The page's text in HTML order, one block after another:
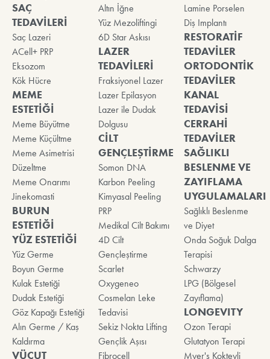
SAÇ
TEDAVİLERİ
Saç Lazeri
ACell+ PRP
Eksozom
Kök Hücre
MEME
ESTETİĞİ
Meme Büyütme
Meme Küçültme
Meme Asimetrisi
Düzeltme
Meme Onarımı
Jinekomasti
BURUN
ESTETİĞİ
YÜZ ESTETİĞİ
Yüz Germe
Boyun Germe
Kulak Estetiği
Dudak Estetiği
Göz Kapağı Estetiği
Alın Germe / Kaş
Kaldırma
VÜCUT
Altın İğne
Yüz Mezoliftingi
6D Star Askısı
LAZER
TEDAVİLERİ
Fraksiyonel Lazer
Lazer Epilasyon
Lazer ile Dudak
Dolgusu
CİLT
GENÇLEŞTİRME
Somon DNA
Karbon Peeling
Kimyasal Peeling
PRP
Medikal Cilt Bakımı
4D Cilt
Gençleştirme
Scarlet
Oxygeneo
Cosmelan Leke
Tedavisi
Sekiz Nokta Lifting
Gençlik Aşısı
Fibrocell
Lamine Porselen
Diş Implantı
RESTORATİF
TEDAVİLER
ORTODONTİK
TEDAVİLER
KANAL
TEDAVİSİ
CERRAHİ
TEDAVİLER
SAĞLIKLI
BESLENME VE
ZAYIFLAMA
UYGULAMALARI
Sağlıklı Beslenme
ve Diyet
Onda Soğuk Dalga
Terapisi
Schwarzy
LPG (Bölgesel
Zayıflama)
LONGEVITY
Ozon Terapi
Glutatyon Terapi
Myer's Kokteyli